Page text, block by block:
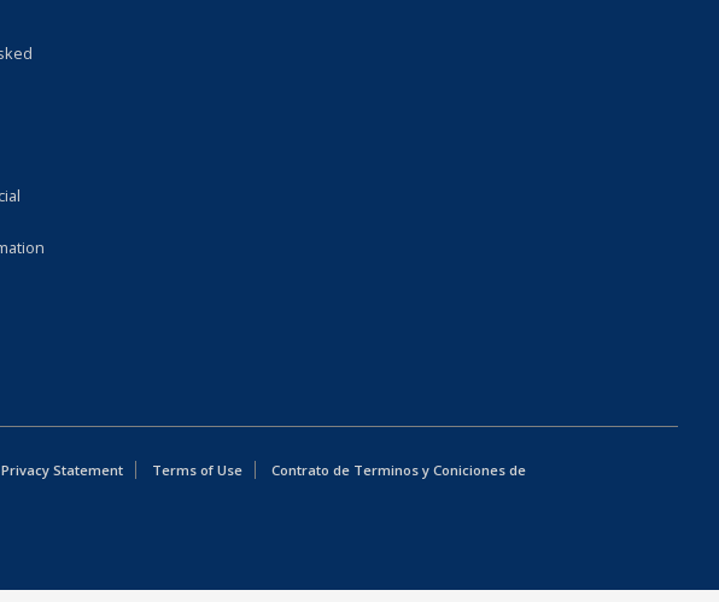
Privacy Statement Terms of Use
Contrato de Terminos y Coniciones de